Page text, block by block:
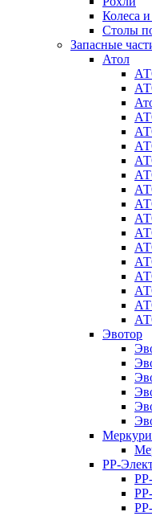
Колеса
Столы
Запасные
Атол
Эвотор
РР-